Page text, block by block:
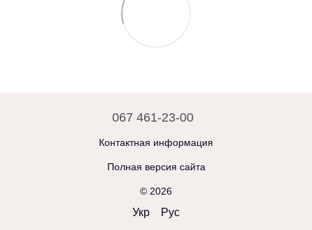
067 461-23-00
Контактная информация
Полная версия сайта
© 2026
Укр Рус